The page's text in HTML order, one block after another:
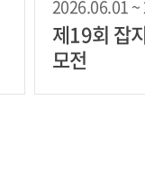
2026.06.01 ~
제19회 잡
모전